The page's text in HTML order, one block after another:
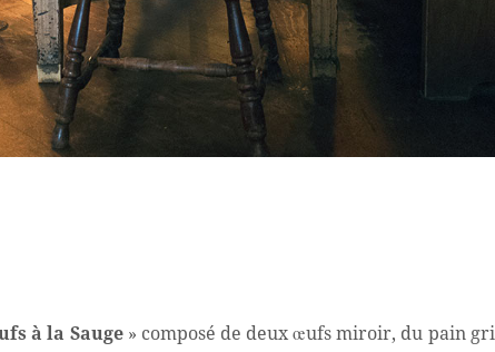
à la Sauge» composé de deux œufs miroir, du pain